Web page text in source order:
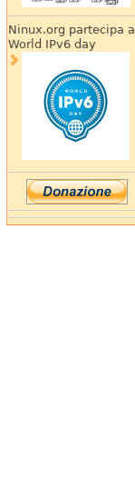
Ninux.org partecipa al
World IPv6 day